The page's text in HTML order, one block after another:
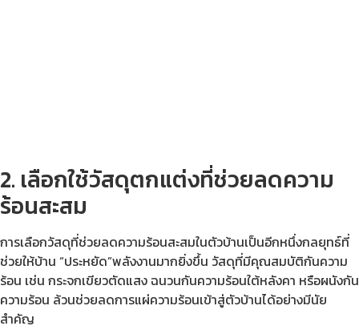
2. เลือกใช้วัสดุตกแต่งที่ช่วยลดความ
ร้อนสะสม
การเลือกวัสดุที่ช่วยลดความร้อนสะสมในตัวบ้านเป็นอีกหนึ่งกลยุทธ์ที่
ช่วยให้บ้าน “ประหยัด”พลังงานมากยิ่งขึ้น วัสดุที่มีคุณสมบัติกันความ
ร้อน เช่น กระจกเขียวตัดแสง ฉนวนกันความร้อนใต้หลังคา หรือผนังกัน
ความร้อน ล้วนช่วยลดการแผ่ความร้อนเข้าสู่ตัวบ้านได้อย่างมีนัย
สำคัญ